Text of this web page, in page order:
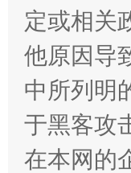
全民健身五年
定或相关
他原因导
中所列明
于黑客攻
在本网的